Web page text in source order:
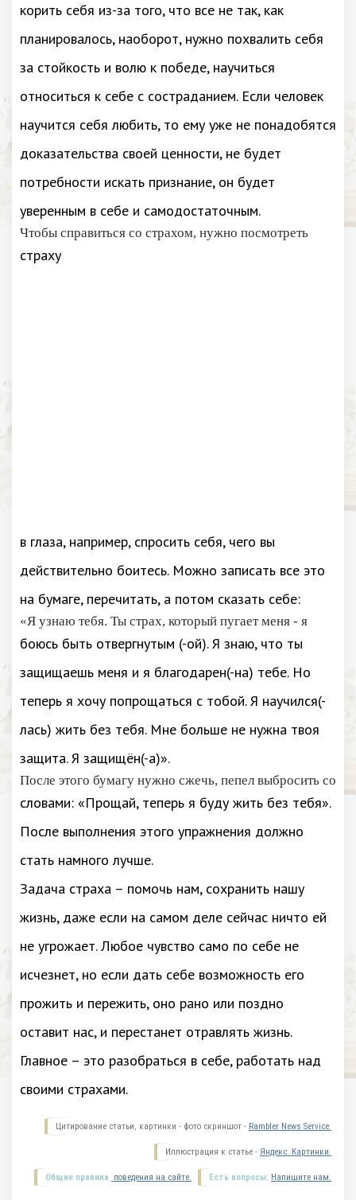
корить себя из-за того, что все не так, как
планировалось, наоборот, нужно похвалить себя
за стойкость и волю к победе, научиться
относиться к себе с состраданием. Если человек
научится себя любить, то ему уже не понадобятся
доказательства своей ценности, не будет
потребности искать признание, он будет
уверенным в себе и самодостаточным.
Чтобы справиться со страхом, нужно посмотреть
страху
в глаза, например, спросить себя, чего вы
действительно боитесь. Можно записать все это
на бумаге, перечитать, а потом сказать себе:
«Я узнаю тебя. Ты страх, который пугает меня - я
боюсь быть отвергнутым (-ой). Я знаю, что ты
защищаешь меня и я благодарен(-на) тебе. Но
теперь я хочу попрощаться с тобой. Я научился(-
лась) жить без тебя. Мне больше не нужна твоя
защита. Я защищён(-а)».
После этого бумагу нужно сжечь, пепел выбросить со
словами: «Прощай, теперь я буду жить без тебя».
После выполнения этого упражнения должно
стать намного лучше.
Задача страха – помочь нам, сохранить нашу
жизнь, даже если на самом деле сейчас ничто ей
не угрожает. Любое чувство само по себе не
исчезнет, но если дать себе возможность его
прожить и пережить, оно рано или поздно
оставит нас, и перестанет отравлять жизнь.
Главное – это разобраться в себе, работать над
своими страхами.
Цитирование статьи, картинки - фото скриншот - Rambler News Service.
Иллюстрация к статье - Яндекс. Картинки.
Есть вопросы. Напишите нам.
Общие правила поведения на сайте.